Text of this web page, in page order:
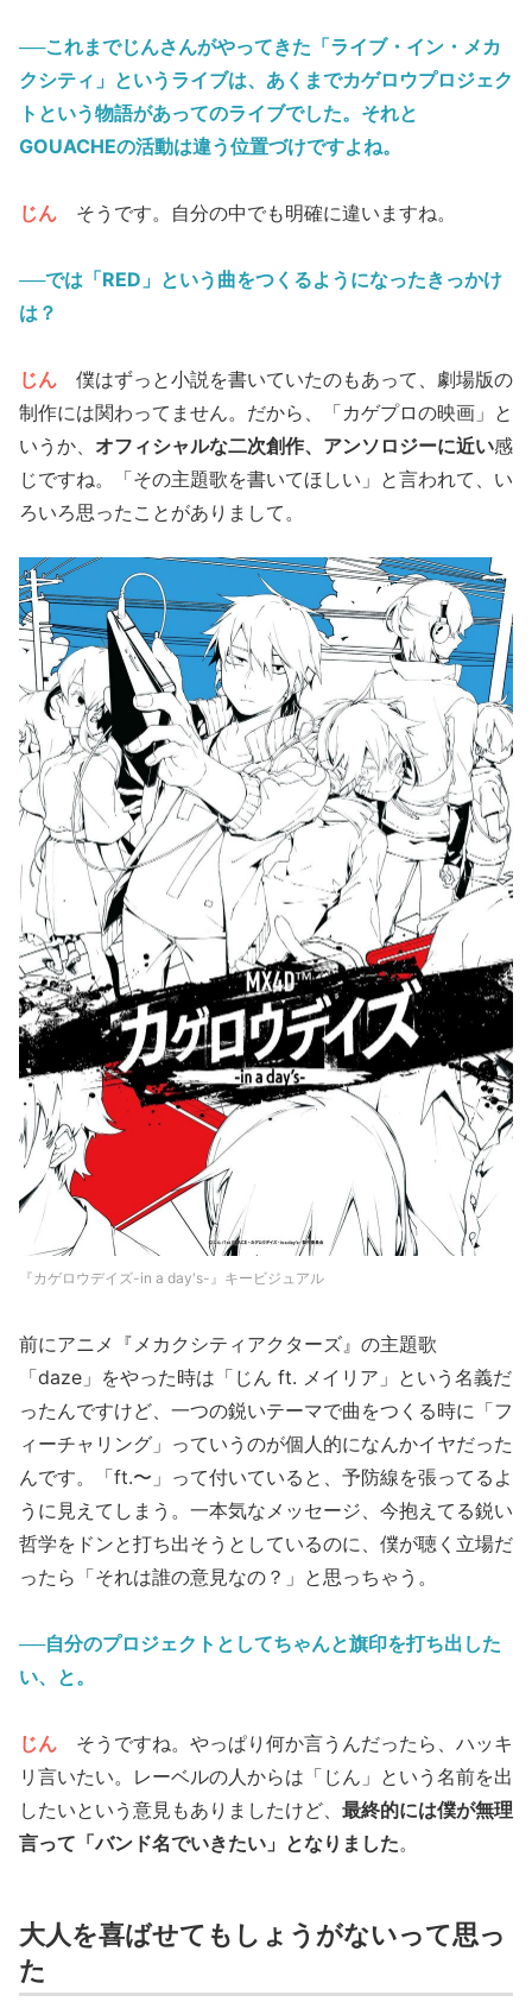
──これまでじんさんがやってきた「ライブ・イン・メカ
クシティ」というライブは、あくまでカゲロウプロジェク
トという物語があってのライブでした。それと
GOUACHEの活動は違う位置づけですよね。
じん そうです。自分の中でも明確に違いますね。
──では「RED」という曲をつくるようになったきっかけ
は？
じん 僕はずっと小説を書いていたのもあって、劇場版の
制作には関わってません。だから、「カゲプロの映画」と
いうか、 オフィシャルな二次創作、アンソロジーに近い感
じですね。「その主題歌を書いてほしい」と言われて、い
ろいろ思ったことがありまして。
『カゲロウデイズ-in a day's-』キービジュアル
前にアニメ『メカクシティアクターズ』の主題歌
「daze」をやった時は「じん ft. メイリア」という名義だ
ったんですけど、一つの鋭いテーマで曲をつくる時に「フ
ィーチャリング」っていうのが個人的になんかイヤだった
んです。「ft.〜」って付いていると、予防線を張ってるよ
うに見えてしまう。一本気なメッセージ、今抱えてる鋭い
哲学をドンと打ち出そうとしているのに、僕が聴く立場だ
ったら「それは誰の意見なの？」と思っちゃう。
──自分のプロジェクトとしてちゃんと旗印を打ち出した
い、と。
じん そうですね。やっぱり何か言うんだったら、ハッキ
リ言いたい。レーベルの人からは「じん」という名前を出
したいという意見もありましたけど、 最終的には僕が無理
言って「バンド名でいきたい」となりました。
大人を喜ばせてもしょうがないって思っ
た